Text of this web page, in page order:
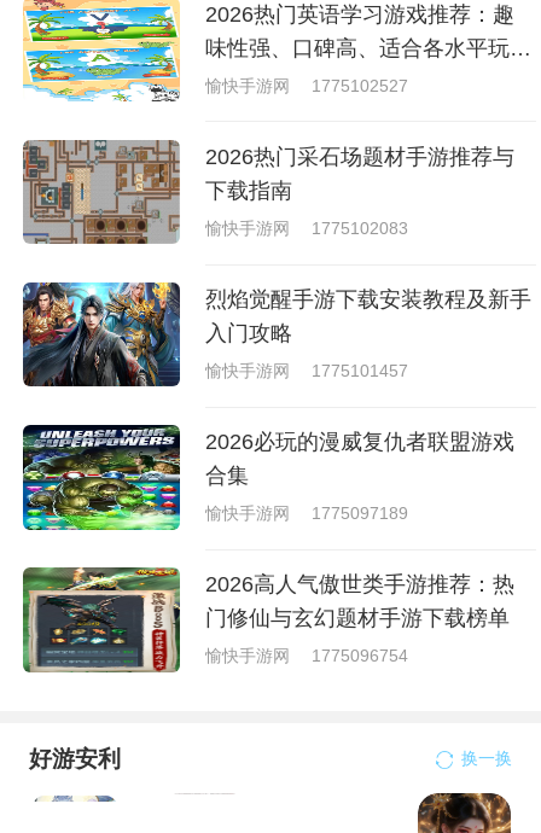
就是收集了一些有意思的拳击游
戏，相信你们一定会喜欢的。
2026热门英语学习游戏推荐：趣
味性强、口碑高、适合各水平玩家
的英语游戏合集
愉快手游网 1775102527
2026热门采石场题材手游推荐与
下载指南
愉快手游网 1775102083
烈焰觉醒手游下载安装教程及新手
入门攻略
愉快手游网 1775101457
2026必玩的漫威复仇者联盟游戏
合集
愉快手游网 1775097189
2026高人气傲世类手游推荐：热
门修仙与玄幻题材手游下载榜单
愉快手游网 1775096754
好游安利 换一换